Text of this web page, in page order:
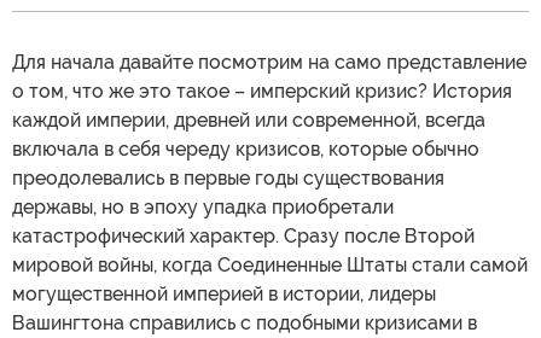
Для начала давайте посмотрим на само представление
о том, что же это такое – имперский кризис? История
каждой империи, древней или современной, всегда
включала в себя череду кризисов, которые обычно
преодолевались в первые годы существования
державы, но в эпоху упадка приобретали
катастрофический характер. Сразу после Второй
мировой войны, когда Соединенные Штаты стали самой
могущественной империей в истории, лидеры
Вашингтона справились с подобными кризисами в